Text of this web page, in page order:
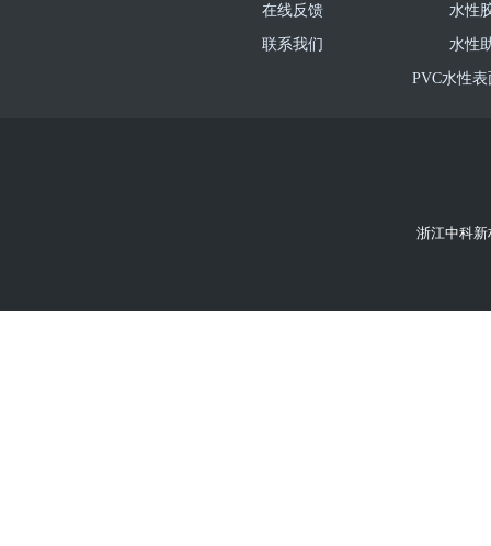
浙江中科
在线反馈
联系我们
水性
水性
PVC水性